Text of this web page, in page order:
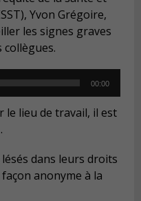
Yvon Grégoire,
les signes graves
00:00
le lieu de travail, il est
dans leurs droits
anonyme à la